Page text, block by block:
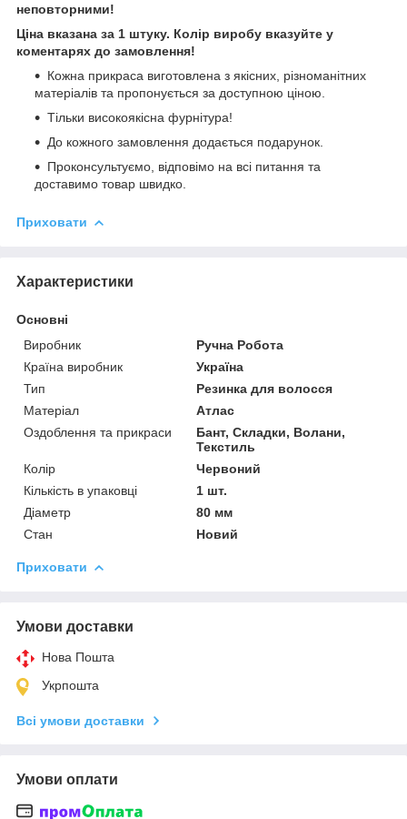
неповторними!
Ціна вказана за 1 штуку. Колір виробу вказуйте у
коментарях до замовлення!
Кожна прикраса виготовлена з якісних, різноманітних
матеріалів та пропонується за доступною ціною.
Тільки високоякісна фурнітура!
До кожного замовлення додається подарунок.
Проконсультуємо, відповімо на всі питання та
доставимо товар швидко.
Приховати
Характеристики
Основні
Виробник
Ручна Робота
Країна виробник
Україна
Тип
Резинка для волосся
Матеріал
Атлас
Оздоблення та прикраси
Бант, Складки, Волани,
Текстиль
Колір
Червоний
Кількість в упаковці
1 шт.
Діаметр
80 мм
Стан
Новий
Приховати
Умови доставки
Нова Пошта
Укрпошта
Всі умови доставки
Умови оплати